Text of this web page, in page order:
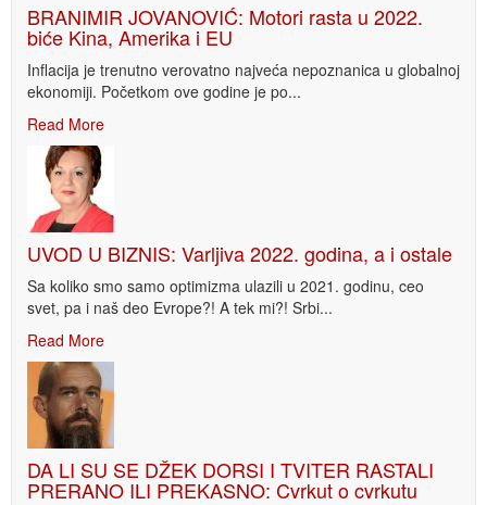
BRANIMIR JOVANOVIĆ: Motori rasta u 2022.
biće Kina, Amerika i EU
Inflacija je trenutno verovatno najveća nepoznanica u globalnoj
ekonomiji. Početkom ove godine je po...
Read More
UVOD U BIZNIS: Varljiva 2022. godina, a i ostale
Sa koliko smo samo optimizma ulazili u 2021. godinu, ceo
svet, pa i naš deo Evrope?! A tek mi?! Srbi...
Read More
DA LI SU SE DŽEK DORSI I TVITER RASTALI
PRERANO ILI PREKASNO: Cvrkut o cvrkutu